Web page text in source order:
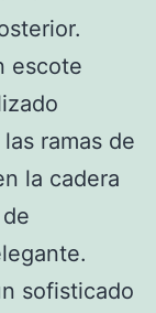
escote
ramas de
la cadera
sofisticado